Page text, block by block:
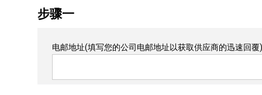
步骤一
电邮地址(填写您的公司电邮地址以获取供应商的迅速回覆)